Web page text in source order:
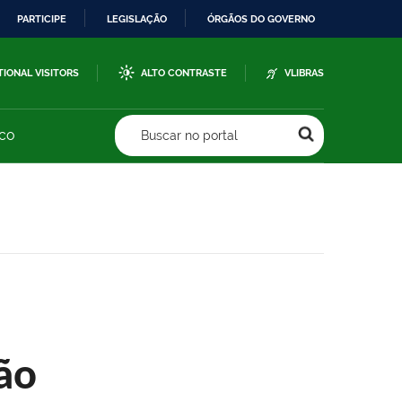
PARTICIPE LEGISLAÇÃO ÓRGÃOS DO GOVERNO
VISITORS ALTO CONTRASTE VLIBRAS
Buscar no portal